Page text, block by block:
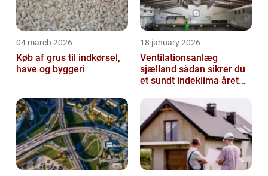
04 march 2026
Køb af grus til indkørsel,
have og byggeri
18 january 2026
Ventilationsanlæg
sjælland sådan sikrer du
et sundt indeklima året